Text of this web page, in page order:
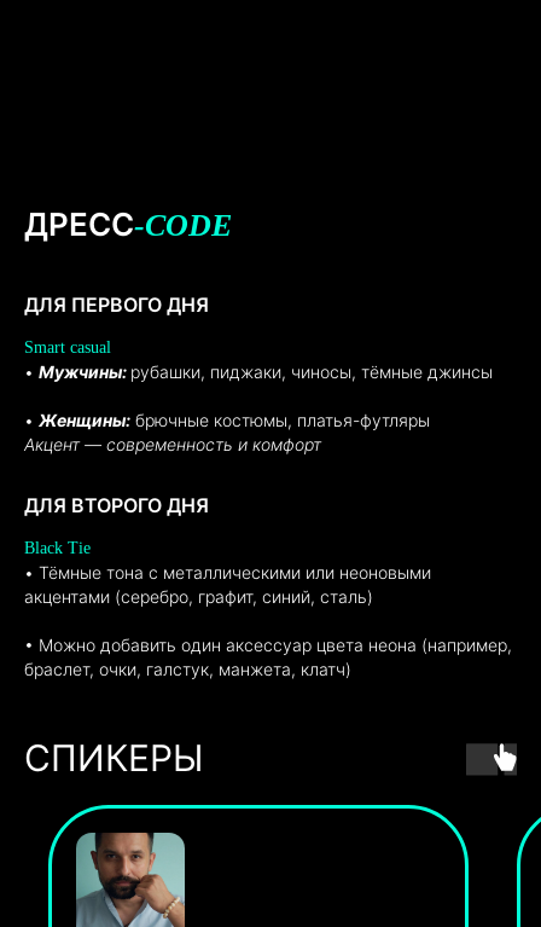
ДРЕСС-CODE
ДЛЯ ПЕРВОГО ДНЯ
Smart casual
• Мужчины: рубашки, пиджаки, чиносы, тёмные джинсы
• Женщины: брючные костюмы, платья-футляры
Акцент — современность и комфорт
ДЛЯ ВТОРОГО ДНЯ
Black Tie
• Тёмные тона с металлическими или неоновыми
акцентами (серебро, графит, синий, сталь)
• Можно добавить один аксессуар цвета неона (например,
браслет, очки, галстук, манжета, клатч)
СПИКЕРЫ